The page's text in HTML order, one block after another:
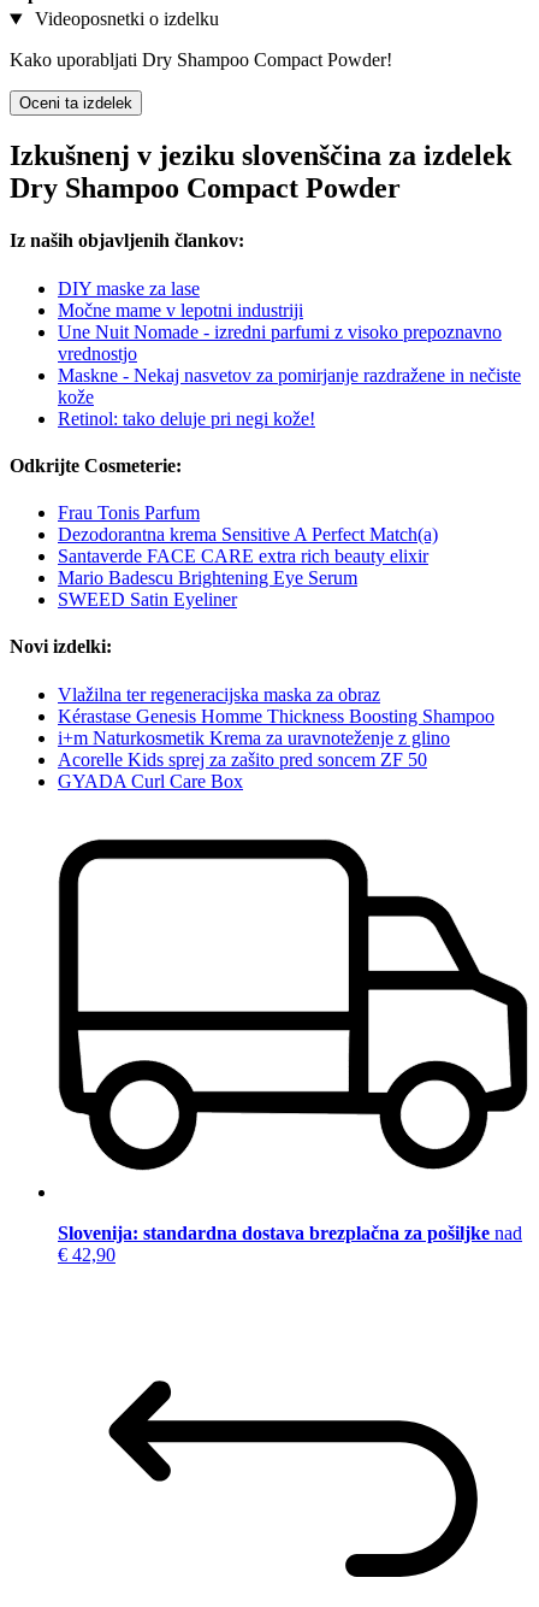
Videoposnetki o izdelku
Kako uporabljati Dry Shampoo Compact Powder!
Oceni ta izdelek
Izkušnenj v jeziku slovenščina za izdelek
Dry Shampoo Compact Powder
Iz naših objavljenih člankov:
DIY maske za lase
Močne mame v lepotni industriji
Une Nuit Nomade - izredni parfumi z visoko prepoznavno
vrednostjo
Maskne - Nekaj nasvetov za pomirjanje razdražene in nečiste
kože
Retinol: tako deluje pri negi kože!
Odkrijte Cosmeterie:
Frau Tonis Parfum
Dezodorantna krema Sensitive A Perfect Match(a)
Santaverde FACE CARE extra rich beauty elixir
Mario Badescu Brightening Eye Serum
SWEED Satin Eyeliner
Novi izdelki:
Vlažilna ter regeneracijska maska za obraz
Kérastase Genesis Homme Thickness Boosting Shampoo
i+m Naturkosmetik Krema za uravnoteženje z glino
Acorelle Kids sprej za zašito pred soncem ZF 50
GYADA Curl Care Box
Slovenija: standardna dostava brezplačna za pošiljke nad
€ 42,90